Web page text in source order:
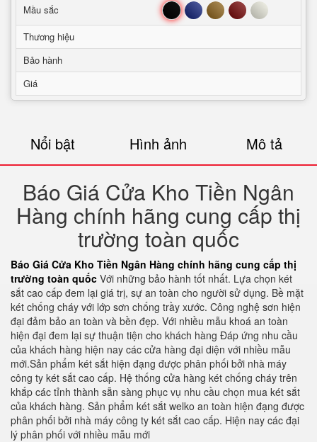
Mầu sắc
Đen Xanh Nâu Đỏ Trắng
Thương hiệu
Bảo hành
Giá
Nổi bật Hình ảnh Mô tả
Báo Giá Cửa Kho Tiền Ngân
Hàng chính hãng cung cấp thị
trường toàn quốc
Báo Giá Cửa Kho Tiền Ngân Hàng chính hãng cung cấp thị
trường toàn quốc Với những bảo hành tốt nhất. Lựa chọn két
sắt cao cấp đem lại giá trị, sự an toàn cho người sử dụng. Bề mặt
két chống cháy với lớp sơn chống trầy xước. Công nghệ sơn hiện
đại đảm bảo an toàn và bền đẹp. Với nhiều mẫu khoá an toàn
hiện đại đem lại sự thuận tiện cho khách hàng Đáp ứng nhu cầu
của khách hàng hiện nay các cửa hàng đại diện với nhiều mẫu
mới.Sản phẩm két sắt hiện đạng được phân phối bởi nhà máy
công ty két sắt cao cấp. Hệ thống cửa hàng két chống cháy trên
khắp các tỉnh thành sẵn sàng phục vụ nhu cầu chọn mua két sắt
của khách hàng. Sản phẩm két sắt welko an toàn hiện đạng được
phân phối bởi nhà máy công ty két sắt cao cấp. Hiện nay các đại
lý phân phối với nhiều mẫu mới